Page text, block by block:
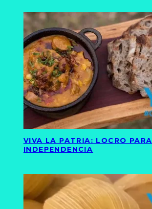
VIVA LA PATRIA: LOCRO
INDEPENDENCIA